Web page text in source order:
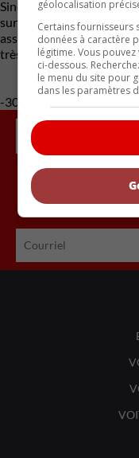
Sinon, le Trailblazer est
surtout coréens, comme
assemblé en Corée,
très rationnel, axé sur le
-30-
géolocalisation
Certains fournisseurs
données à caractère
légitime. Vous
ci-dessous.
le menu du site pour
dans les paramètres